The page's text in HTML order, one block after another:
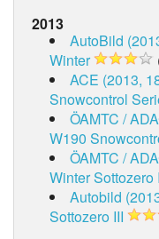
2013
AutoBild
Winter
ACE (2013,
Snowcontrol
ÖAMTC /
W190
ÖAMTC /
Winter Sottozero
Autobild
Sottozero III